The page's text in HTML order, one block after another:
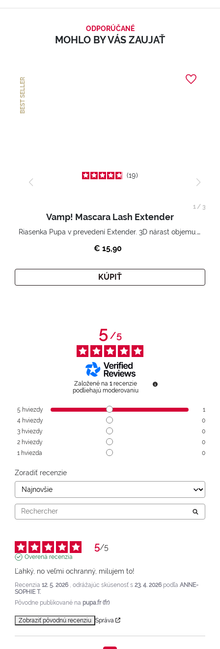
ODPORÚČANÉ
MOHLO BY VÁS ZAUJAŤ
BEST SELLER
19
Vamp! Mascara Lash Extender
Riasenka Pupa v prevedení Extender. 3D nárast objemu. Nekonečne zhutnené a nadvihnuté riasy.
€ 15,90
KÚPIŤ
1 / 3
5/5
Založené na 1 recenzie
podliehajú moderovaniu
5 hviezdy
1
4 hviezdy
0
3 hviezdy
0
2 hviezdy
0
1 hviezda 0
Zoradiť recenzie
5/5
Overená recenzia
Ľahký, no veľmi ochranný, milujem to!
Recenzia 12. 5. 2026 , odrážajúc skúsenosť s 23. 4. 2026 podľa ANNE-
SOPHIE T.
Pôvodne publikované na pupa.fr (fr)
Zobraziť pôvodnú recenziu Správa